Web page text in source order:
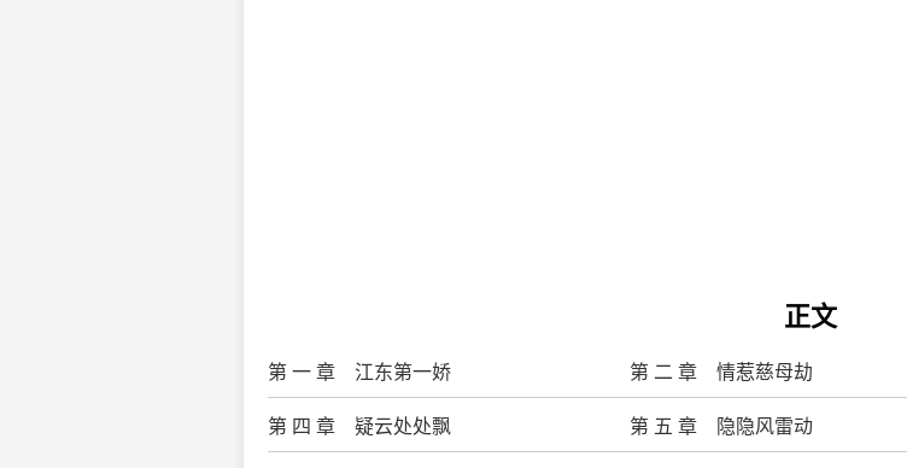
正文
第 一 章 江东第一娇 第 二 章 情惹慈母劫
第 四 章 疑云处处飘 第 五 章 隐隐风雷动